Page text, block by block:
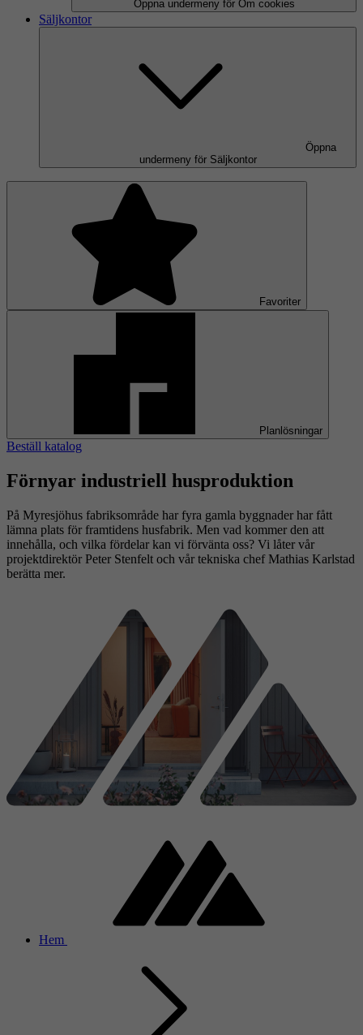
Öppna undermeny för Om cookies
Säljkontor
Öppna
undermeny för Säljkontor
Favoriter
Planlösningar
Beställ katalog
Förnyar industriell husproduktion
På Myresjöhus fabriksområde har fyra gamla byggnader har fått
lämna plats för framtidens husfabrik. Men vad kommer den att
innehålla, och vilka fördelar kan vi förvänta oss? Vi låter vår
projektdirektör Peter Stenfelt och vår tekniska chef Mathias Karlstad
berätta mer.
Hem